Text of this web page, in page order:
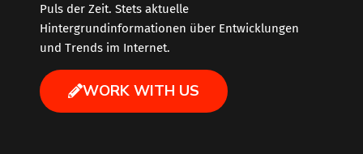
Puls der Zeit. Stets aktuelle
Hintergrundinformationen über Entwicklungen
und Trends im Internet.
WORK WITH US